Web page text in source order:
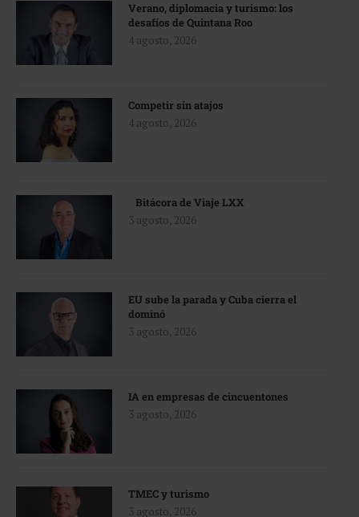
Verano, diplomacia y turismo: los
desafíos de Quintana Roo
4 agosto, 2026
Competir sin atajos
4 agosto, 2026
Bitácora de Viaje LXX
3 agosto, 2026
EU sube la parada y Cuba cierra el
dominó
3 agosto, 2026
IA en empresas de cincuentones
3 agosto, 2026
TMEC y turismo
3 agosto, 2026